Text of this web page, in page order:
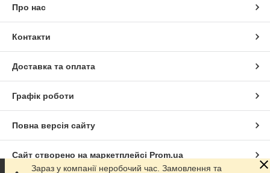
Про нас
Контакти
Доставка та оплата
Графік роботи
Повна версія сайту
Сайт створено на маркетплейсі Prom.ua
Зараз у компанії неробочий час. Замовлення та